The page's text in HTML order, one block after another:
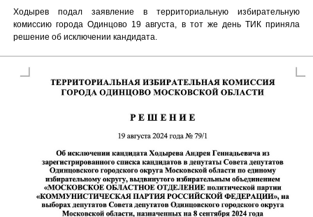
Ходырев подал заявление в территориальную избирательную
комиссию города Одинцово 19 августа, в тот же день ТИК приняла
решение об исключении кандидата.